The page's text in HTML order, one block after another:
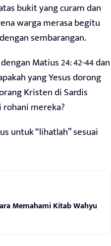
bukit yang curam dan
warga merasa begitu
sembarangan.
Matius 24: 42-44 dan
yang Yesus dorong
Kristen di Sardis
mereka?
untuk “lihatlah” sesuai
Memahami Kitab Wahyu